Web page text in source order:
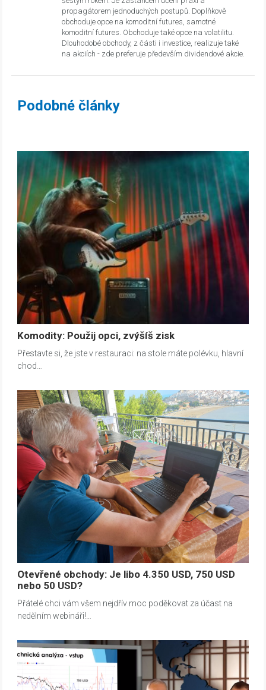
propagátorem jednoduchých postupů. Doplňkově
obchoduje opce na komoditní futures, samotné
komoditní futures. Obchoduje také opce na volatilitu.
Dlouhodobé obchody, z části i investice, realizuje také
na akciích - zde preferuje především dividendové akcie.
Podobné články
Komodity: Použij opci, zvýšíš zisk
Přestavte si, že jste v restauraci: na stole máte polévku, hlavní
chod…
Otevřené obchody: Je libo 4.350 USD, 750 USD
nebo 50 USD?
Přátelé chci vám všem nejdřív moc poděkovat za účast na
nedělním webináři!…